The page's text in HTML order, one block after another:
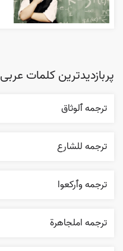
پربازدیدترین کلمات عربی
ترجمه ٱلوثاق
ترجمه للشارع
ترجمه وٱرکعوا
ترجمه املجاهرة